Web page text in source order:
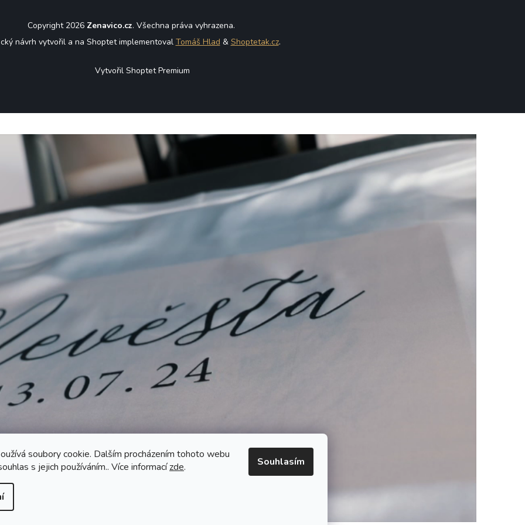
soubory cookie. Dalším procházením tohoto webu
s jejich používáním.. Více informacízde. Souhlasím
Copyright 2026 Zenavico.cz. Všechna práva vyhrazena.
návrh vytvořil a na Shoptet implementoval Tomáš Hlad & Shoptetak.cz.
Vytvořil Shoptet Premium